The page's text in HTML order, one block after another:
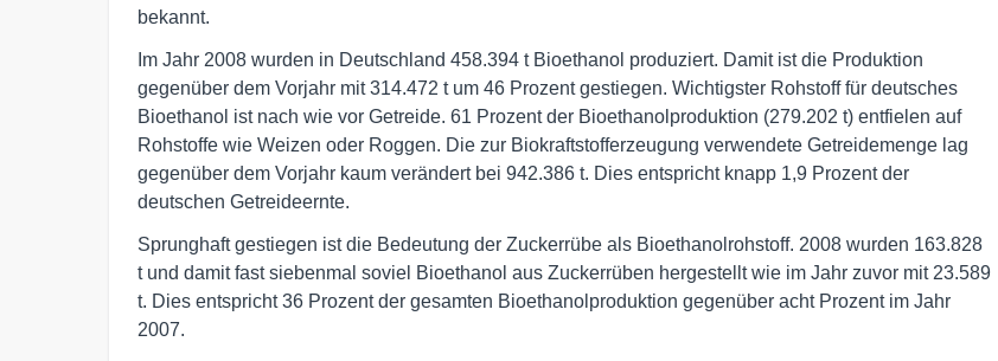
bekannt.
Im Jahr 2008 wurden in Deutschland 458.394 t Bioethanol produziert. Damit ist die Produktion
gegenüber dem Vorjahr mit 314.472 t um 46 Prozent gestiegen. Wichtigster Rohstoff für deutsches
Bioethanol ist nach wie vor Getreide. 61 Prozent der Bioethanolproduktion (279.202 t) entfielen auf
Rohstoffe wie Weizen oder Roggen. Die zur Biokraftstofferzeugung verwendete Getreidemenge lag
gegenüber dem Vorjahr kaum verändert bei 942.386 t. Dies entspricht knapp 1,9 Prozent der
deutschen Getreideernte.
Sprunghaft gestiegen ist die Bedeutung der Zuckerrübe als Bioethanolrohstoff. 2008 wurden 163.828
t und damit fast siebenmal soviel Bioethanol aus Zuckerrüben hergestellt wie im Jahr zuvor mit 23.589
t. Dies entspricht 36 Prozent der gesamten Bioethanolproduktion gegenüber acht Prozent im Jahr
2007.